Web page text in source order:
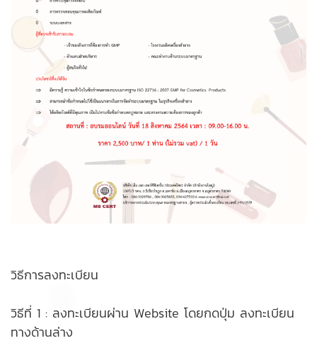
วิธีการลงทะเบียน
วิธีที่ 1 : ลงทะเบียนผ่าน Website โดยกดปุ่ม ลงทะเบียน
ทางด้านล่าง